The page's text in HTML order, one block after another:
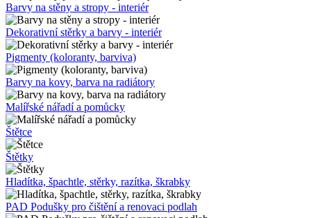
Barvy na stěny a stropy - interiér
Dekorativní stěrky a barvy - interiér
Pigmenty (koloranty, barviva)
Barvy na kovy, barva na radiátory
Malířské nářadí a pomůcky
Štětce
Štětky
Hladítka, špachtle, stěrky, razítka, škrabky
PAD Podušky pro čištění a renovaci podlah